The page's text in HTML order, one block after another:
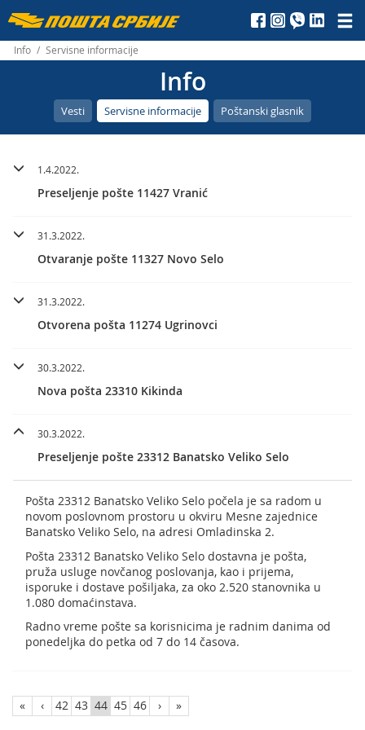
Пошта
Србије
д.о.о.
Info / Servisne informacije
Info
Vesti Servisne informacije Poštanski glasnik
1.4.2022.
Preseljenje pošte 11427 Vranić
31.3.2022.
Otvaranje pošte 11327 Novo Selo
31.3.2022.
Otvorena pošta 11274 Ugrinovci
30.3.2022.
Nova pošta 23310 Kikinda
30.3.2022.
Preseljenje pošte 23312 Banatsko Veliko Selo
Pošta 23312 Banatsko Veliko Selo počela je sa radom u
novom poslovnom prostoru u okviru Mesne zajednice
Banatsko Veliko Selo, na adresi Omladinska 2.
Pošta 23312 Banatsko Veliko Selo dostavna je pošta,
pruža usluge novčanog poslovanja, kao i prijema,
isporuke i dostave pošiljaka, za oko 2.520 stanovnika u
1.080 domaćinstava.
Radno vreme pošte sa korisnicima je radnim danima od
ponedeljka do petka od 7 do 14 časova.
« ‹ 42 43 44 45 46 › »